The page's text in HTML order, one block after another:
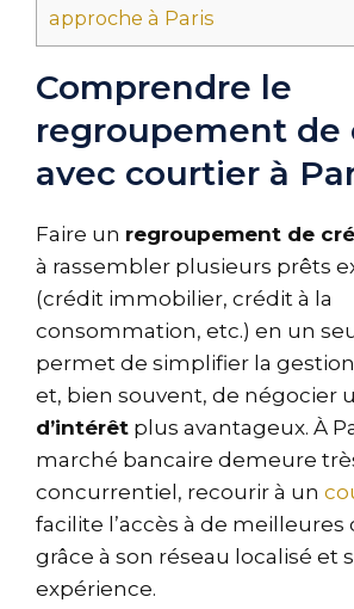
approche à Paris
Comprendre le
regroupement de
avec courtier à
Faire un regroupement de
à rassembler plusieurs prêts
(crédit immobilier, crédit à la
consommation, etc.) en un
permet de simplifier la
et, bien souvent, de négocier
d’intérêt plus avantageux. À
marché bancaire demeure
concurrentiel, recourir à un
facilite l’accès à de
grâce à son réseau localisé et
expérience.